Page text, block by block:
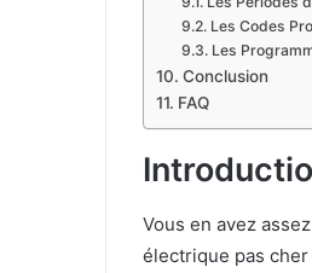
Les Codes
Les
Conclusion
FAQ
Vous en avez
électrique pas